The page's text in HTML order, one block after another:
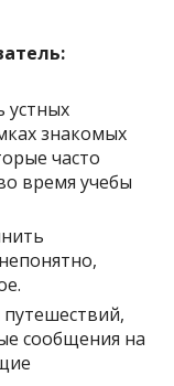
устных
знакомых
часто
время учебы
сообщения на